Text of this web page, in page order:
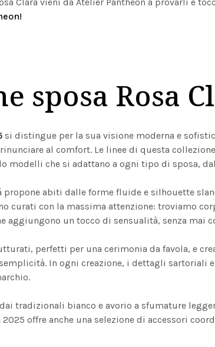
sposa Rosa
si distingue per la sua visione moderna e
al comfort. Le linee di questa
modelli che si adattano a ogni tipo di sposa,
propone abiti dalle forme fluide e silhouette
curati con la massima attenzione: troviamo
aggiungono un tocco di sensualità, senza mai
perfetti per una cerimonia da favola, e
In ogni creazione, i dettagli sartoriali
tradizionali bianco e avorio a sfumature
offre anche una selezione di accessori